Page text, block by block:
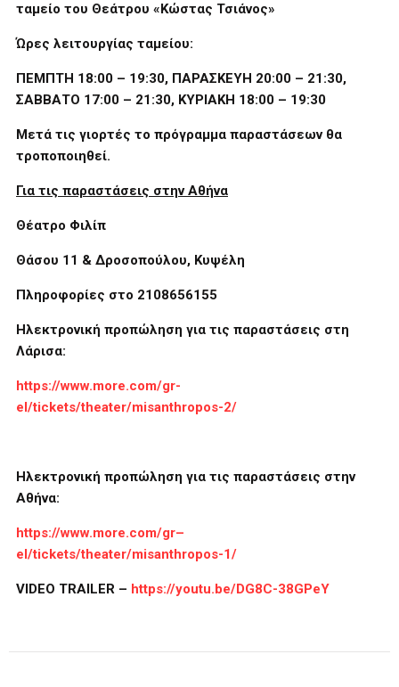
ταμείο του Θεάτρου «Κώστας Τσιάνος»
Ώρες λειτουργίας ταμείου:
ΠΕΜΠΤΗ 18:00 – 19:30, ΠΑΡΑΣΚΕΥΗ 20:00 – 21:30,
ΣΑΒΒΑΤΟ 17:00 – 21:30, ΚΥΡΙΑΚΗ 18:00 – 19:30
Μετά τις γιορτές το πρόγραμμα παραστάσεων θα
τροποποιηθεί.
Για τις παραστάσεις στην Αθήνα
Θέατρο Φιλίπ
Θάσου 11 & Δροσοπούλου, Κυψέλη
Πληροφορίες στο 2108656155
Ηλεκτρονική προπώληση για τις παραστάσεις στη
Λάρισα:
https://www.more.com/gr-
el/tickets/theater/misanthropos-2/
Ηλεκτρονική προπώληση για τις παραστάσεις στην
Αθήνα:
https://www.more.com/gr–
el/tickets/theater/misanthropos-1/
VIDEO TRAILER – https://youtu.be/DG8C-38GPeY